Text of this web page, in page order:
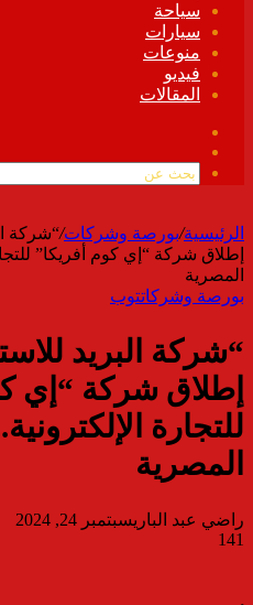
سياحة
سيارات
منوعات
فيديو
المقالات
الموقع
الرئيسية/بورصة وشركات/“شركة
إطلاق شركة “إي كوم أفريكا”
المصرية
بورصة وشركاتتوب
“شركة البريد
إطلاق شركة “إي
للتجارة
المصرية
راضي عبد الباريسبتمبر 24, 2024
141